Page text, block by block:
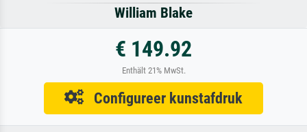
William Blake
€ 149.92
Enthält 21% MwSt.
Configureer kunstafdruk